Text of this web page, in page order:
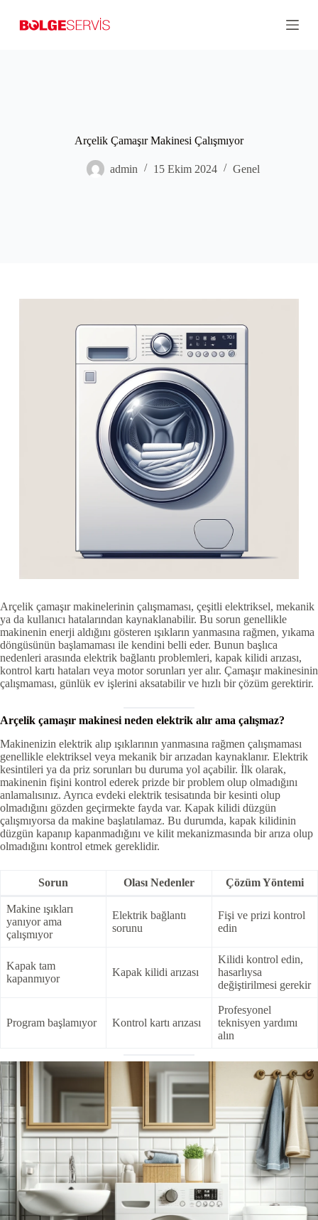
Arçelik Çamaşır Makinesi Çalışmıyor
admin 15 Ekim 2024 Genel
Arçelik çamaşır makinelerinin çalışmaması, çeşitli elektriksel, mekanik
ya da kullanıcı hatalarından kaynaklanabilir. Bu sorun genellikle
makinenin enerji aldığını gösteren ışıkların yanmasına rağmen, yıkama
döngüsünün başlamaması ile kendini belli eder. Bunun başlıca
nedenleri arasında elektrik bağlantı problemleri, kapak kilidi arızası,
kontrol kartı hataları veya motor sorunları yer alır. Çamaşır makinesinin
çalışmaması, günlük ev işlerini aksatabilir ve hızlı bir çözüm gerektirir.
Arçelik çamaşır makinesi neden elektrik alır ama çalışmaz?
Makinenizin elektrik alıp ışıklarının yanmasına rağmen çalışmaması
genellikle elektriksel veya mekanik bir arızadan kaynaklanır. Elektrik
kesintileri ya da priz sorunları bu duruma yol açabilir. İlk olarak,
makinenin fişini kontrol ederek prizde bir problem olup olmadığını
anlamalısınız. Ayrıca evdeki elektrik tesisatında bir kesinti olup
olmadığını gözden geçirmekte fayda var. Kapak kilidi düzgün
çalışmıyorsa da makine başlatılamaz. Bu durumda, kapak kilidinin
düzgün kapanıp kapanmadığını ve kilit mekanizmasında bir arıza olup
olmadığını kontrol etmek gereklidir.
Sorun Olası Nedenler Çözüm Yöntemi
Makine ışıkları
yanıyor ama
çalışmıyor
Elektrik bağlantı
sorunu
Fişi ve prizi kontrol
edin
Kapak tam
kapanmıyor
Kapak kilidi arızası
Kilidi kontrol edin,
hasarlıysa
değiştirilmesi gerekir
Program başlamıyor Kontrol kartı arızası
Profesyonel
teknisyen yardımı
alın